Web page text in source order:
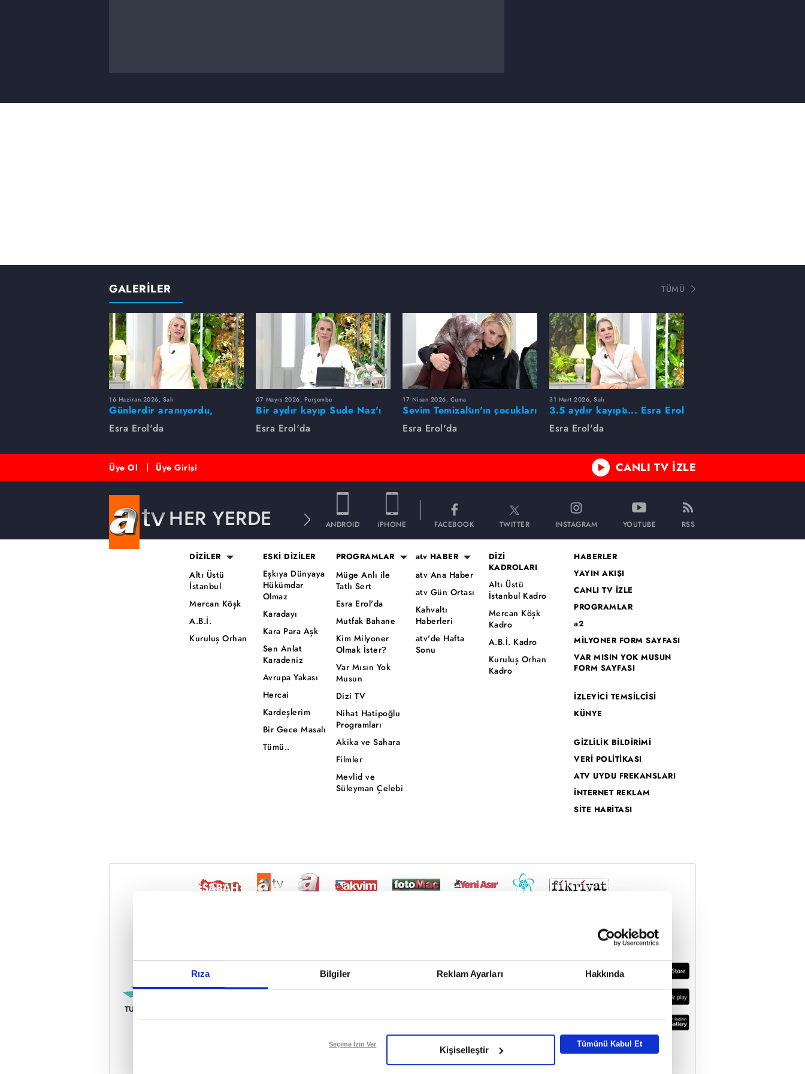
Rıza Bilgiler Reklam Ayarları Hakkında
Reddet
Seçime İzin Ver
Kişiselleştir
Tümünü Kabul Et
GALERİLER TÜMÜ
16 Haziran 2026, Salı
Günlerdir aranıyordu,
dakikalar içinde bulundu!
Esra Erol'da
07 Mayıs 2026, Perşembe
Bir aydır kayıp Sude Naz'ı
Esra Erol buldu
Esra Erol'da
17 Nisan 2026, Cuma
Sevim Temizaltın'ın çocukları
nerede?
Esra Erol'da
31 Mart 2026, Salı
3.5 aydır kayıptı... Esra Erol
buldu!
Esra Erol'da
Üye Ol Üye Girişi CANLI TV İZLE
HER YERDE ANDROID iPHONE FACEBOOK TWITTER INSTAGRAM YOUTUBE RSS
DİZİLER
Altı Üstü
İstanbul
Mercan Köşk
A.B.İ.
Kuruluş Orhan
ESKİ DİZİLER
Eşkıya Dünyaya
Hükümdar
Olmaz
Karadayı
Kara Para Aşk
Sen Anlat
Karadeniz
Avrupa Yakası
Hercai
Kardeşlerim
Bir Gece Masalı
Tümü..
PROGRAMLAR
Müge Anlı ile
Tatlı Sert
Esra Erol'da
Mutfak Bahane
Kim Milyoner
Olmak İster?
Var Mısın Yok
Musun
Dizi TV
Nihat Hatipoğlu
Programları
Akika ve Sahara
Filmler
Mevlid ve
Süleyman Çelebi
atv HABER
atv Ana Haber
atv Gün Ortası
Kahvaltı
Haberleri
atv'de Hafta
Sonu
DİZİ
KADROLARI
Altı Üstü
İstanbul Kadro
Mercan Köşk
Kadro
A.B.İ. Kadro
Kuruluş Orhan
Kadro
HABERLER
YAYIN AKIŞI
CANLI TV İZLE
PROGRAMLAR
a2
MİLYONER FORM SAYFASI
VAR MISIN YOK MUSUN
FORM SAYFASI
İZLEYİCİ TEMSİLCİSİ
KÜNYE
GİZLİLİK BİLDİRİMİ
VERİ POLİTİKASI
ATV UYDU FREKANSLARI
İNTERNET REKLAM
SİTE HARİTASI